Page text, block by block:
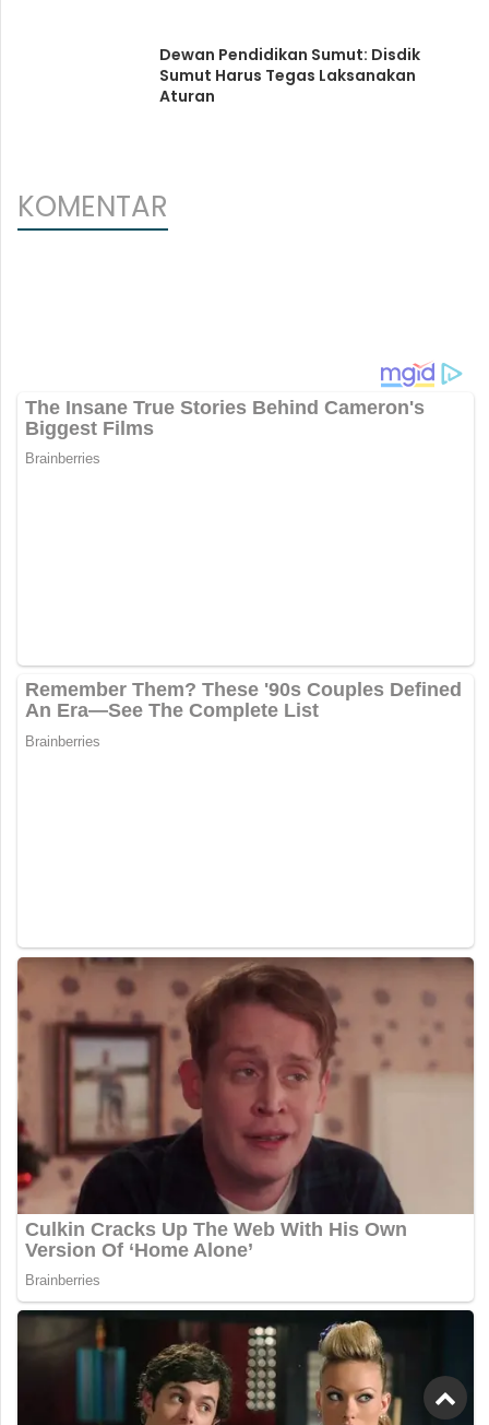
Dewan Pendidikan Sumut: Disdik
Sumut Harus Tegas Laksanakan
Aturan
KOMENTAR